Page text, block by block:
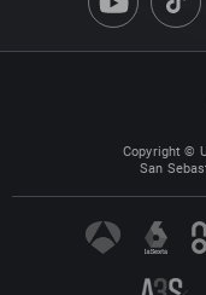
Copyright ©
San